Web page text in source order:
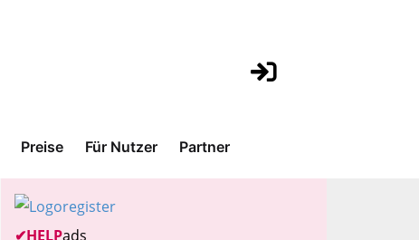
Preise Für Nutzer Partner
✔HELPads